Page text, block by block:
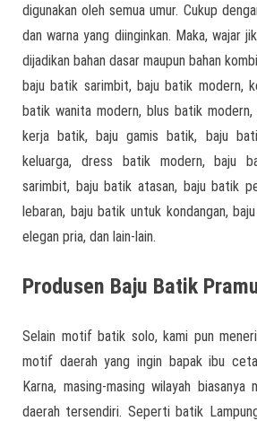
digunakan oleh semua umur. Cukup
dan warna yang diinginkan. Maka, wajar
dijadikan bahan dasar maupun bahan
baju batik sarimbit, baju batik modern,
batik wanita modern, blus batik modern,
kerja batik, baju gamis batik, baju
keluarga, dress batik modern, baju
sarimbit, baju batik atasan, baju batik
lebaran, baju batik untuk kondangan,
elegan pria, dan lain-lain.
Produsen Baju Batik
Selain motif batik solo, kami pun
motif daerah yang ingin bapak ibu
Karna, masing-masing wilayah biasanya
daerah tersendiri. Seperti batik